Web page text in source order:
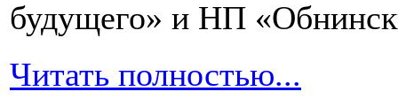
будущего» и НП
Читать полностью...